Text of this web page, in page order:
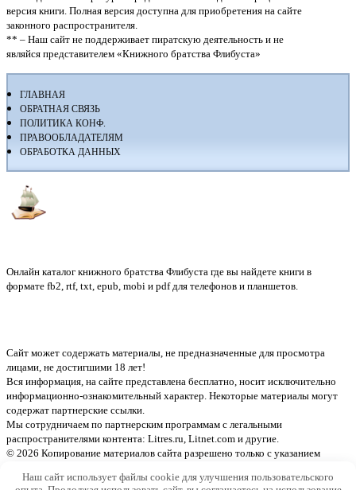
версия книги. Полная версия доступна для приобретения на сайте
законного распространителя.
** – Наш сайт не поддерживает пиратскую деятельность и не
являйся представителем «Книжного братства Флибуста»
ГЛАВНАЯ
ОБРАТНАЯ СВЯЗЬ
ПОЛИТИКА КОНФ.
ПРАВООБЛАДАТЕЛЯМ
ОБРАБОТКА ДАННЫХ
Онлайн каталог книжного братства Флибуста где вы найдете книги в
формате fb2, rtf, txt, epub, mobi и pdf для телефонов и планшетов.
Сайт может содержать материалы, не предназначенные для просмотра
лицами, не достигшими 18 лет!
Вся информация, на сайте представлена бесплатно, носит исключительно
информационно-ознакомительный характер. Некоторые материалы могут
содержат партнерские ссылки.
Мы сотрудничаем по партнерским программам с легальными
распространителями контента: Litres.ru, Litnet.com и другие.
© 2026 Копирование материалов сайта разрешено только с указанием
Наш сайт использует файлы cookie для улучшения пользовательского